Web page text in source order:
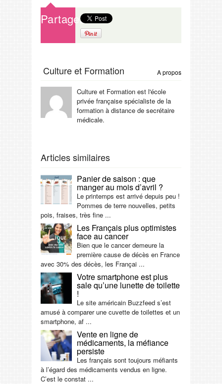
Partagez
Culture et Formation A propos
Culture et Formation est l'école
privée française spécialiste de la
formation à distance de secrétaire
médicale.
Articles similaires
Panier de saison : que
manger au mois d’avril ?
Le printemps est arrivé depuis peu !
Pommes de terre nouvelles, petits
pois, fraises, très fine ...
Les Français plus optimistes
face au cancer
Bien que le cancer demeure la
première cause de décès en France
avec 30% des décès, les Françai ...
Votre smartphone est plus
sale qu’une lunette de toilette
!
Le site américain Buzzfeed s’est
amusé à comparer une cuvette de toilettes et un
smartphone, af ...
Vente en ligne de
médicaments, la méfiance
persiste
Les français sont toujours méfiants
à l’égard des médicaments vendus en ligne.
C’est le constat ...